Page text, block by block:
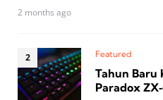
2 months ago
Featured
Tahun Baru
Paradox